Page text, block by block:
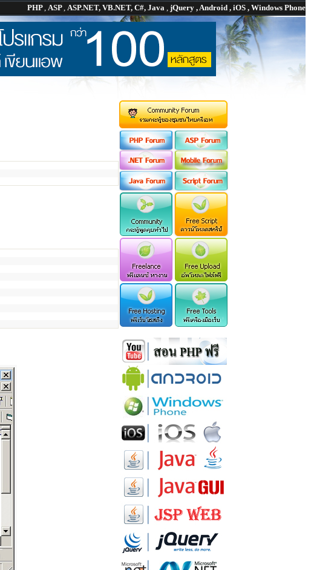
PHP, ASP, ASP.NET, VB.NET, C#, Java , jQuery , Android , iOS , Windows Phone